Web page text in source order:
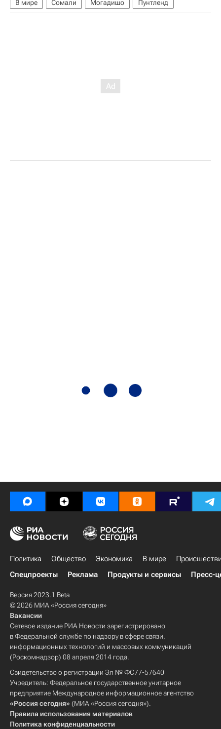
В мире Сомали Могадишо Пунтленд
Политика Общество Экономика В мире
Спецпроекты
Реклама Продукты и сервисы Пресс-
Версия 2023.1 Beta
© 2026 МИА «Россия сегодня»
Вакансии
Сетевое издание РИА Новости зарегистрировано
в Федеральной службе по надзору в сфере связи,
информационных технологий и массовых коммуникаций
(Роскомнадзор) 08 апреля 2014 года.
Свидетельство о регистрации Эл № ФС77-57640
Учредитель: Федеральное государственное унитарное
предприятие Международное информационное агентство
«Россия сегодня» (МИА «Россия сегодня»).
Правила использования материалов
Политика конфиденциальности